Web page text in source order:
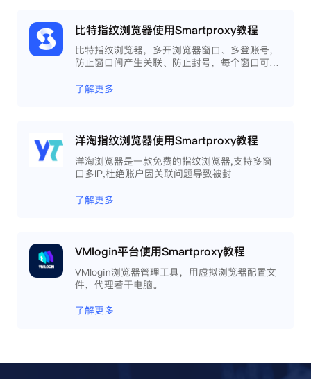
比特指纹浏览器使用Smartproxy教程
比特指纹浏览器，多开浏览器窗口、多登账号，
防止窗口间产生关联、防止封号，每个窗口可以
相互间完全环境独立、隔离，避免关联封号。
了解更多
洋淘指纹浏览器使用Smartproxy教程
洋淘浏览器是一款免费的指纹浏览器,支持多窗
口多IP,杜绝账户因关联问题导致被封
了解更多
VMlogin平台使用Smartproxy教程
VMlogin浏览器管理工具，用虚拟浏览器配置文
件，代理若干电脑。
了解更多